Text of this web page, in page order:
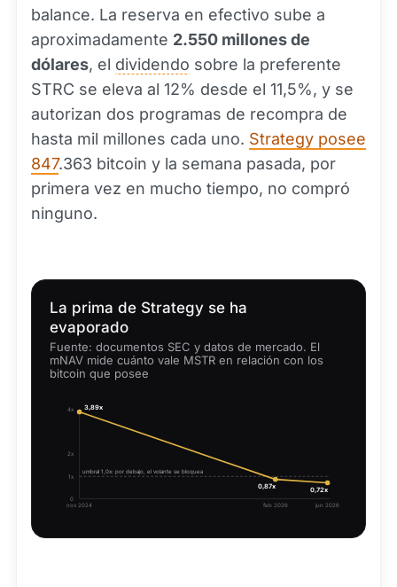
balance. La reserva en efectivo sube a
aproximadamente 2.550 millones de
dólares, el dividendo sobre la preferente
STRC se eleva al 12% desde el 11,5%, y se
autorizan dos programas de recompra de
hasta mil millones cada uno. Strategy posee
847.363 bitcoin y la semana pasada, por
primera vez en mucho tiempo, no compró
ninguno.
La prima de Strategy se ha
evaporado
Fuente: documentos SEC y datos de mercado. El
mNAV mide cuánto vale MSTR en relación con los
bitcoin que posee
4x
2x
1x
0
umbral 1,0x: por debajo, el volante se bloquea
3,89x
0,87x 0,72x
nov 2024 feb 2026 jun 2026